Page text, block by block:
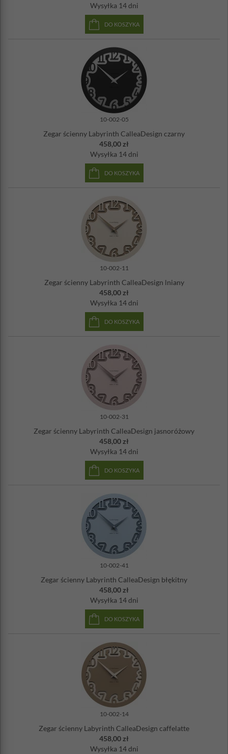
Wysyłka 14 dni
DO KOSZYKA
10-002-05
Zegar ścienny Labyrinth CalleaDesign czarny
458,00 zł
Wysyłka 14 dni
DO KOSZYKA
10-002-11
Zegar ścienny Labyrinth CalleaDesign lniany
458,00 zł
Wysyłka 14 dni
DO KOSZYKA
10-002-31
Zegar ścienny Labyrinth CalleaDesign jasnoróżowy
458,00 zł
Wysyłka 14 dni
DO KOSZYKA
10-002-41
Zegar ścienny Labyrinth CalleaDesign błękitny
458,00 zł
Wysyłka 14 dni
DO KOSZYKA
10-002-14
Zegar ścienny Labyrinth CalleaDesign caffelatte
458,00 zł
Wysyłka 14 dni